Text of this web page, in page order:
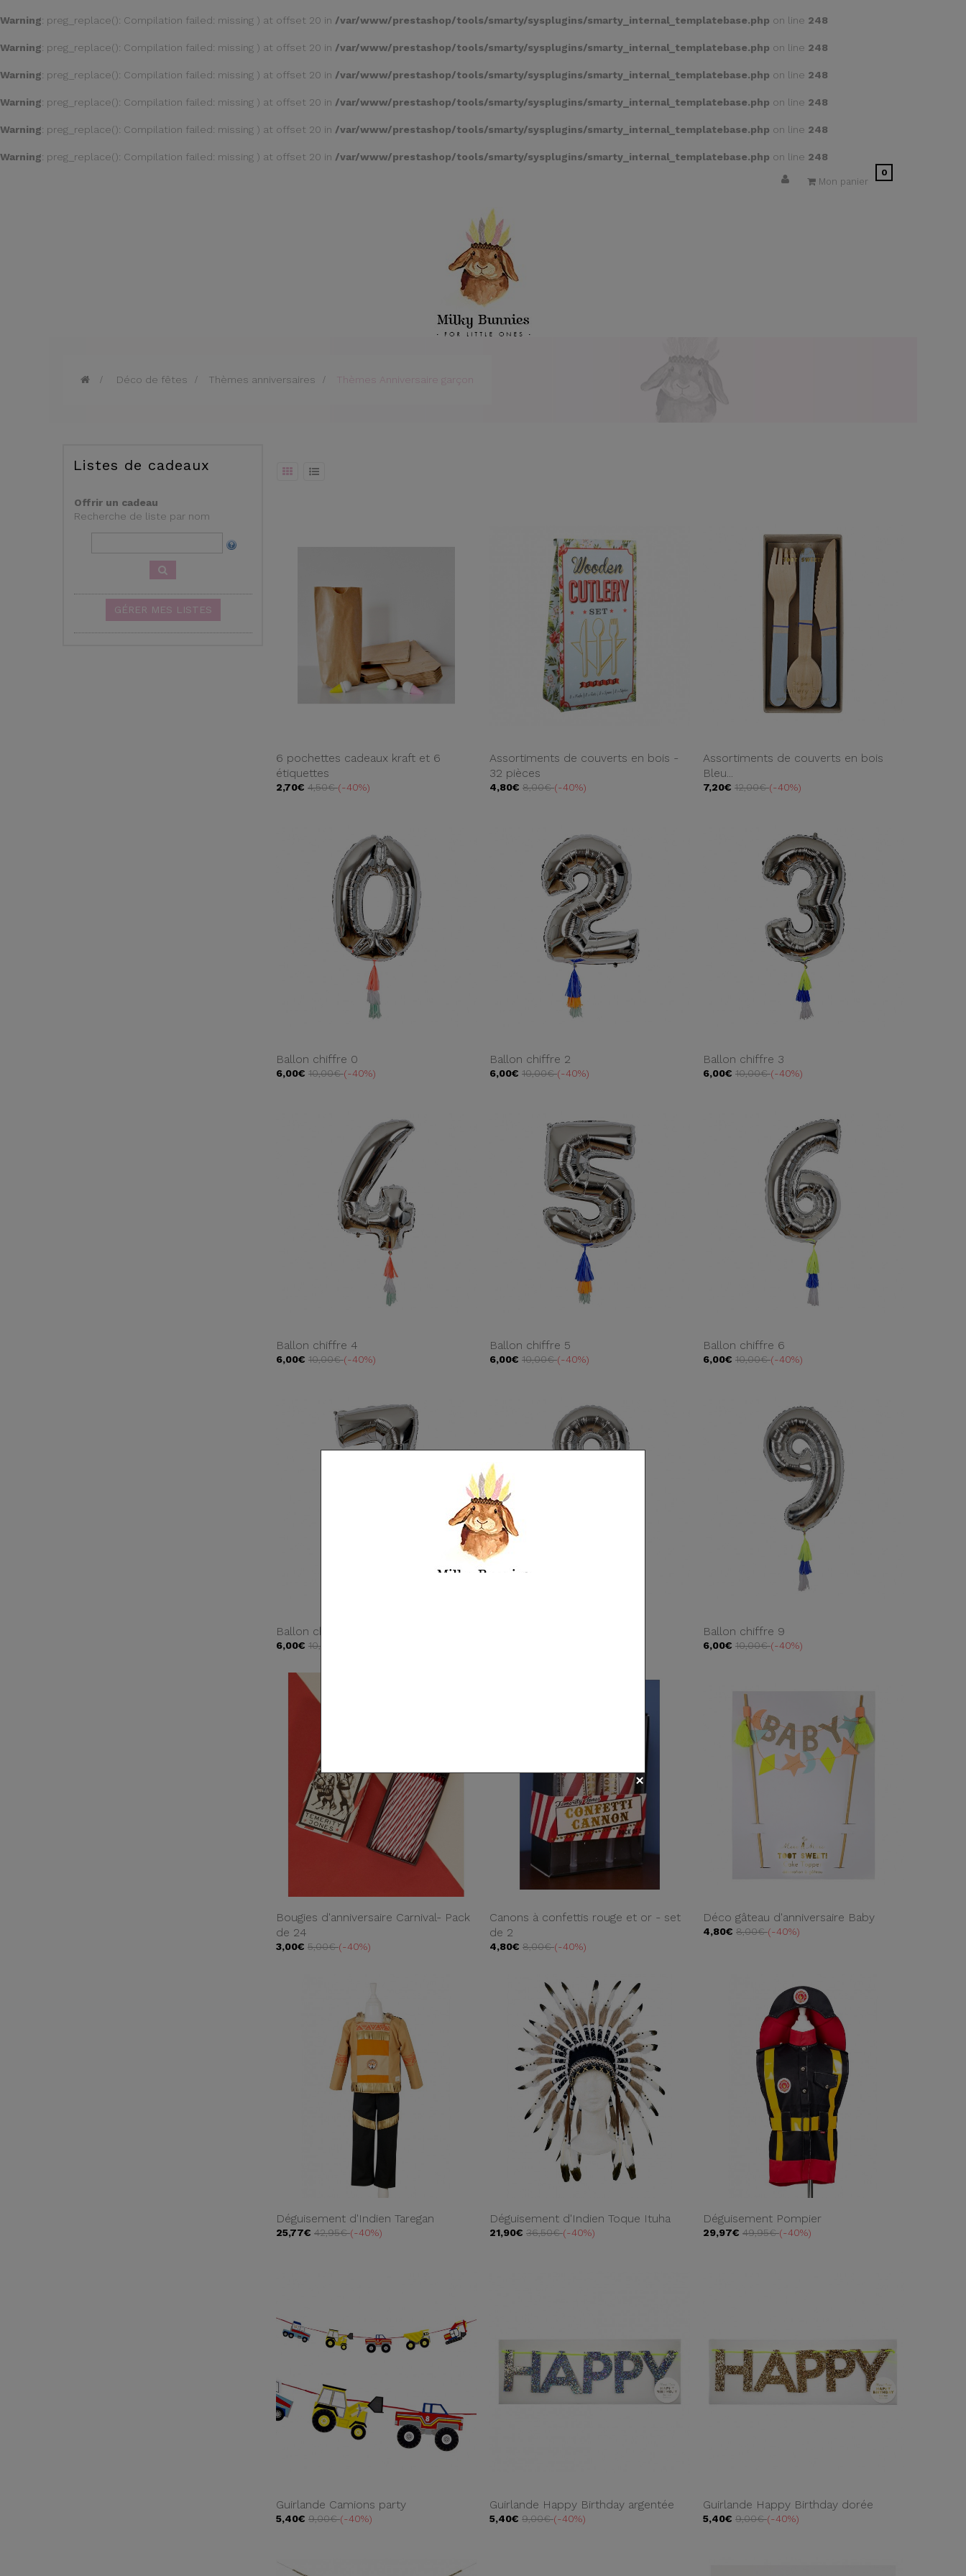
Warning: preg_replace(): Compilation failed: missing ) at offset 20 in /var/www/prestashop/tools/smarty/sysplugins/smarty_internal_templatebase.php on line 248
Warning: preg_replace(): Compilation failed: missing ) at offset 20 in /var/www/prestashop/tools/smarty/sysplugins/smarty_internal_templatebase.php on line 248
Warning: preg_replace(): Compilation failed: missing ) at offset 20 in /var/www/prestashop/tools/smarty/sysplugins/smarty_internal_templatebase.php on line 248
Warning: preg_replace(): Compilation failed: missing ) at offset 20 in /var/www/prestashop/tools/smarty/sysplugins/smarty_internal_templatebase.php on line 248
Warning: preg_replace(): Compilation failed: missing ) at offset 20 in /var/www/prestashop/tools/smarty/sysplugins/smarty_internal_templatebase.php on line 248
Warning: preg_replace(): Compilation failed: missing ) at offset 20 in /var/www/prestashop/tools/smarty/sysplugins/smarty_internal_templatebase.php on line 248
Mon panier
0
> Déco de fêtes > Thèmes anniversaires > Thèmes Anniversaire garçon
Listes de cadeaux
Offrir un cadeau
Recherche de liste par nom
GÉRER MES LISTES
6 pochettes cadeaux kraft et 6
étiquettes
2,70€ 4,50€ -40%
Assortiments de couverts en bois -
32 pièces
4,80€ 8,00€ -40%
Assortiments de couverts en bois
Bleu...
7,20€ 12,00€ -40%
Ballon chiffre 0
6,00€ 10,00€ -40%
Ballon chiffre 2
6,00€ 10,00€ -40%
Ballon chiffre 3
6,00€ 10,00€ -40%
Ballon chiffre 4
6,00€ 10,00€ -40%
Ballon chiffre 5
6,00€ 10,00€ -40%
Ballon chiffre 6
6,00€ 10,00€ -40%
Ballon chiffre 7
6,00€ 10,00€
Ballon chiffre 9
6,00€ 10,00€ -40%
Bougies d'anniversaire Carnival- Pack
de 24
3,00€ 5,00€ -40%
Canons à confettis rouge et or - set
de 2
4,80€ 8,00€ -40%
Déco gâteau d'anniversaire Baby
4,80€ 8,00€ -40%
Déguisement d'Indien Taregan
25,77€ 42,95€ -40%
Déguisement d'Indien Toque Ituha
21,90€ 36,50€ -40%
Déguisement Pompier
29,97€ 49,95€ -40%
Guirlande Camions party
5,40€ 9,00€ -40%
Guirlande Happy Birthday argentée
5,40€ 9,00€ -40%
Guirlande Happy Birthday dorée
5,40€ 9,00€ -40%